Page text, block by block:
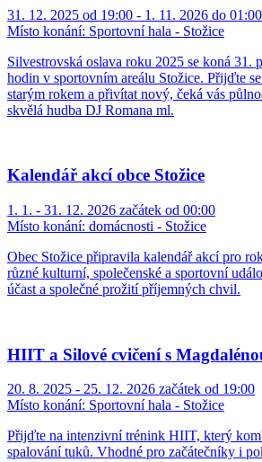
31. 12. 2025 od 19:00 - 1. 11. 2026 do 01:00
Místo konání: Sportovní hala - Stožice
Silvestrovská oslava roku 2025 se koná 31.
hodin v sportovním areálu Stožice. Přijďte
starým rokem a přivítat nový, čeká vás
skvělá hudba DJ Romana ml.
Kalendář akcí obce Stožice
1. 1. - 31. 12. 2026 začátek od 00:00
Místo konání: domácnosti - Stožice
Obec Stožice připravila kalendář akcí pro
různé kulturní, společenské a sportovní
účast a společné prožití příjemných chvil.
HIIT a Silové cvičení s
20. 8. 2025 - 25. 12. 2026 začátek od 19:00
Místo konání: Sportovní hala - Stožice
Přijďte na intenzivní trénink HIIT, který
spalování tuků. Vhodné pro začátečníky i